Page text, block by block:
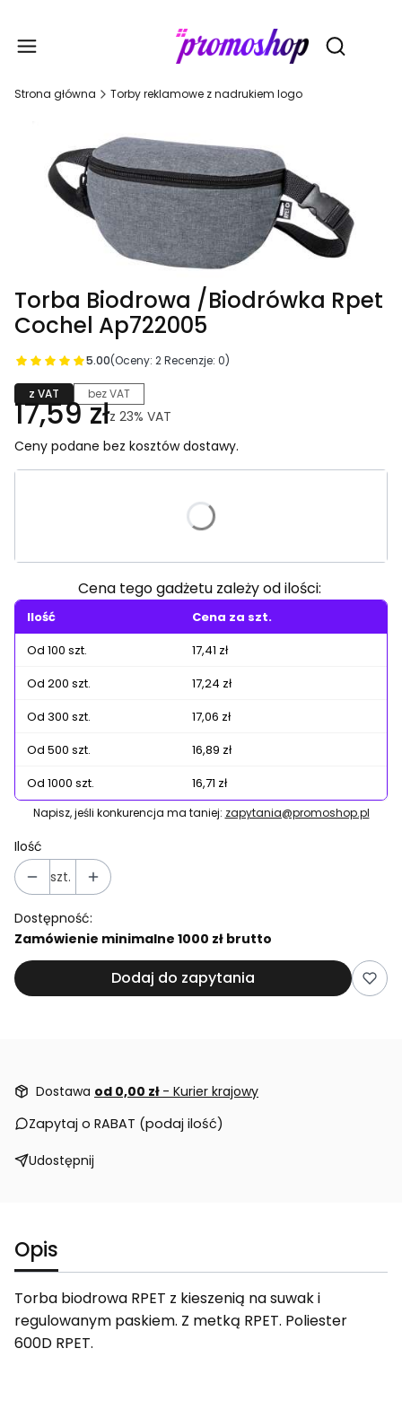
Otwórz
Strona główna Torby reklamowe z nadrukiem logo
Torba Biodrowa /Biodrówka Rpet
Cochel Ap722005
5.00(Oceny: 2 Recenzje: 0)
z VAT bez VAT
17,59 złz 23% VAT
Ceny podane bez kosztów dostawy.
Poszczególne warianty mogą różnić się ceną
Cena tego gadżetu zależy od ilości:
Ilość
Cena za szt.
Od 100 szt.
17,41 zł
Od 200 szt.
17,24 zł
Od 300 szt.
17,06 zł
Od 500 szt.
16,89 zł
Od 1000 szt.
16,71 zł
Napisz, jeśli konkurencja ma taniej: zapytania@promoshop.pl
Ilość
szt.
Dostępność:
Zamówienie minimalne 1000 zł brutto
Dodaj do zapytania
Dostawa od 0,00 zł - Kurier krajowy
Zapytaj o RABAT (podaj ilość)
Udostępnij
Opis
Torba biodrowa RPET z kieszenią na suwak i
regulowanym paskiem. Z metką RPET. Poliester
600D RPET.